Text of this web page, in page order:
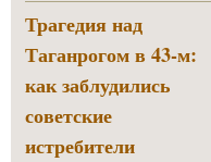
Трагедия над
Таганрогом в 43-м:
как заблудились
советские
истребители